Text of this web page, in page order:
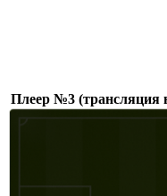
Плеер №3